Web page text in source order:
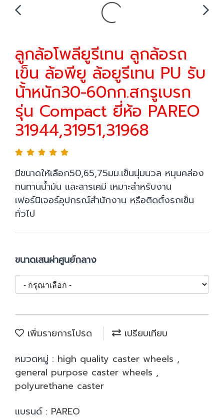
ลูกล้อโพลียูรีเทน ลูกล้อรถ
เข็น ล้อพียู ล้อยูรีเทน PU รับ
น้้าหนัก30-60กก.สกรูเบรก
รุ่น Compact ยี่ห้อ PAREO
31944,31951,31968
มีขนาดให้เลือก50,65,75มม.เข็นนุ่มนวล หมุนคล่อง
ทนทานน้ำมัน และสารเคมี เหมาะสำหรับงาน
เฟอร์นิเจอร์อุปกรณ์สำนักงาน หรือติดตั้งรถเข็น
ทั่วไป
ขนาดเสนผ่าศูนย์กลาง
เพิ่มรายการโปรด
เปรียบเทียบ
หมวดหมู่ : high quality caster wheels ,
general purpose caster wheels ,
polyurethane caster
แบรนด์ : PAREO